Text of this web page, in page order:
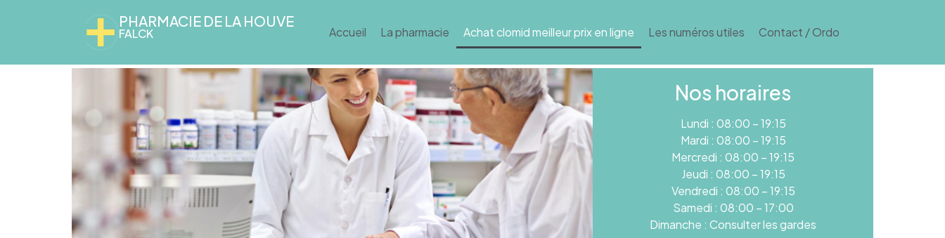
PHARMACIE DE LA HOUVE
FALCK Accueil La pharmacie Achat clomid meilleur prix en ligne Les numéros utiles Contact / Ordo
Nos horaires
Lundi : 08:00 – 19:15
Mardi : 08:00 – 19:15
Mercredi : 08:00 – 19:15
Jeudi : 08:00 – 19:15
Vendredi : 08:00 – 19:15
Samedi : 08:00 – 17:00
Dimanche : Consulter les gardes